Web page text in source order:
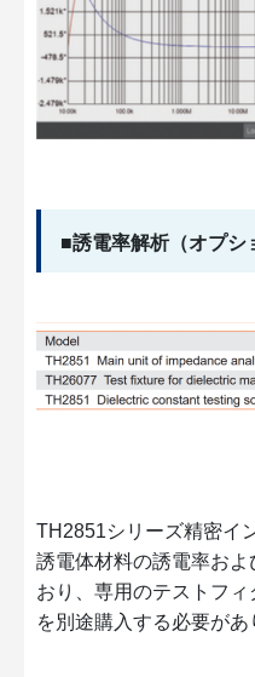
■誘電率解析（オプシ
TH2851シリーズ精密イ
誘電体材料の誘電率お
おり、専用のテストフ
を別途購入する必要があ